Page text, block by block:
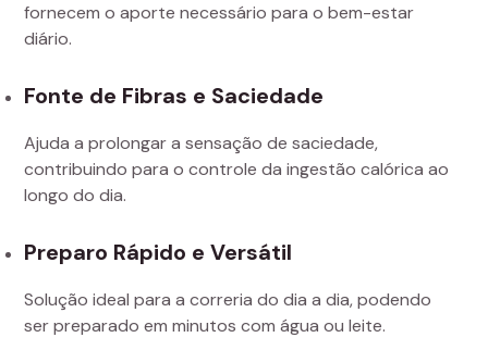
fornecem o aporte necessário para o bem-estar
diário.
Fonte de Fibras e Saciedade
Ajuda a prolongar a sensação de saciedade,
contribuindo para o controle da ingestão calórica ao
longo do dia.
Preparo Rápido e Versátil
Solução ideal para a correria do dia a dia, podendo
ser preparado em minutos com água ou leite.